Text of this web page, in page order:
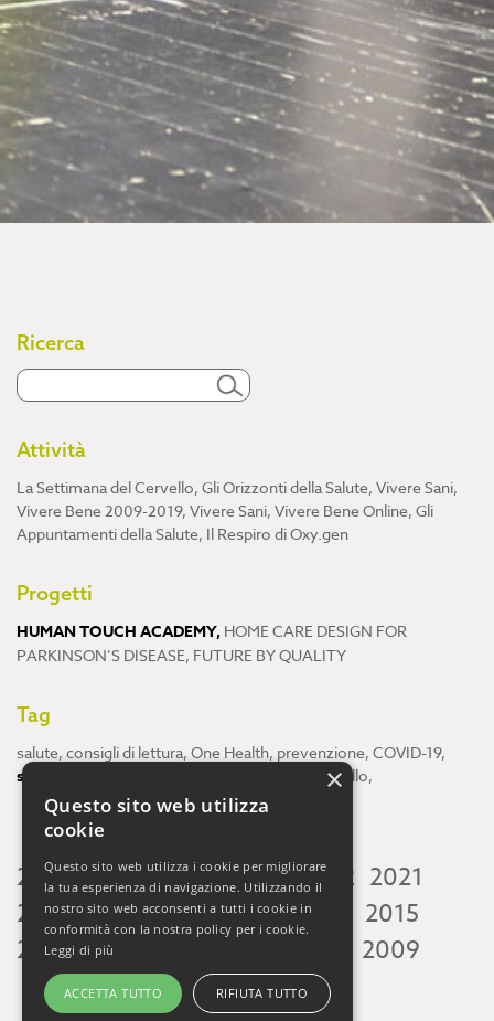
Ricerca
Attività
La Settimana del Cervello, Gli Orizzonti della Salute, Vivere Sani,
Vivere Bene 2009-2019, Vivere Sani, Vivere Bene Online, Gli
Appuntamenti della Salute, Il Respiro di Oxy.gen
Progetti
HUMAN TOUCH ACADEMY, HOME CARE DESIGN FOR
PARKINSON’S DISEASE, FUTURE BY QUALITY
Tag
salute, consigli di lettura, One Health, prevenzione, COVID-19,
scienza cervello,
2026 2025 2024 2023 2022 2021
2020 2019 2018 2017 2016
2015
2014 2013 2009
×
Questo sito web utilizza
cookie
Questo sito web utilizza i cookie per migliorare
la tua esperienza di navigazione. Utilizzando il
nostro sito web acconsenti a tutti i cookie in
conformità con la nostra policy per i cookie.
Leggi di più
ACCETTA TUTTO RIFIUTA TUTTO